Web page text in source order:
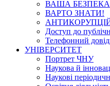
ВАША БЕЗПЕКА
ВАРТО ЗНАТИ!
Доступ до
Телефонний
УНІВЕРСИТЕТ
Портрет ЧНУ
Наукова й
Наукові